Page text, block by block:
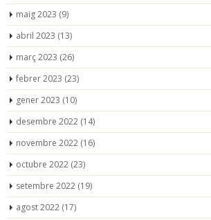
maig 2023 (9)
abril 2023 (13)
març 2023 (26)
febrer 2023 (23)
gener 2023 (10)
desembre 2022 (14)
novembre 2022 (16)
octubre 2022 (23)
setembre 2022 (19)
agost 2022 (17)